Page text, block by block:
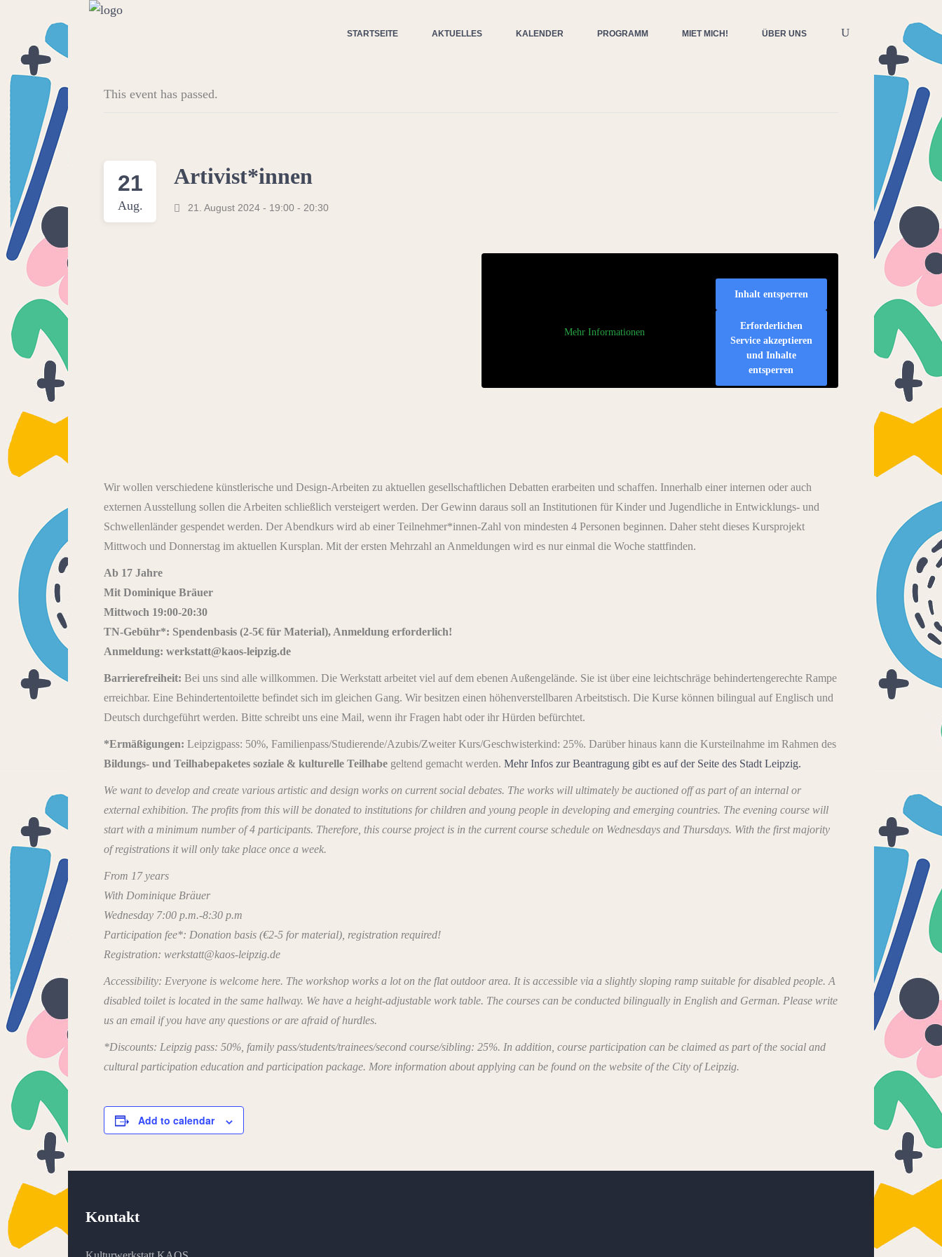
STARTSEITE AKTUELLES KALENDER PROGRAMM MIET MICH! ÜBER UNS
This event has passed.
21
Aug.
Artivist*innen
21. August 2024 - 19:00 - 20:30
Mehr Informationen
Inhalt entsperren
Erforderlichen
Service akzeptieren
und Inhalte
entsperren
Wir wollen verschiedene künstlerische und Design-Arbeiten zu aktuellen gesellschaftlichen Debatten erarbeiten und schaffen. Innerhalb einer internen oder auch
externen Ausstellung sollen die Arbeiten schließlich versteigert werden. Der Gewinn daraus soll an Institutionen für Kinder und Jugendliche in Entwicklungs- und
Schwellenländer gespendet werden. Der Abendkurs wird ab einer Teilnehmer*innen-Zahl von mindesten 4 Personen beginnen. Daher steht dieses Kursprojekt
Mittwoch und Donnerstag im aktuellen Kursplan. Mit der ersten Mehrzahl an Anmeldungen wird es nur einmal die Woche stattfinden.
Ab 17 Jahre
Mit Dominique Bräuer
Mittwoch 19:00-20:30
TN-Gebühr*: Spendenbasis (2-5€ für Material), Anmeldung erforderlich!
Anmeldung: werkstatt@kaos-leipzig.de
Barrierefreiheit: Bei uns sind alle willkommen. Die Werkstatt arbeitet viel auf dem ebenen Außengelände. Sie ist über eine leichtschräge behindertengerechte Rampe
erreichbar. Eine Behindertentoilette befindet sich im gleichen Gang. Wir besitzen einen höhenverstellbaren Arbeitstisch. Die Kurse können bilingual auf Englisch und
Deutsch durchgeführt werden. Bitte schreibt uns eine Mail, wenn ihr Fragen habt oder ihr Hürden befürchtet.
*Ermäßigungen: Leipzigpass: 50%, Familienpass/Studierende/Azubis/Zweiter Kurs/Geschwisterkind: 25%. Darüber hinaus kann die Kursteilnahme im Rahmen des
Bildungs- und Teilhabepaketes soziale & kulturelle Teilhabe geltend gemacht werden. Mehr Infos zur Beantragung gibt es auf der Seite des Stadt Leipzig.
We want to develop and create various artistic and design works on current social debates. The works will ultimately be auctioned off as part of an internal or
external exhibition. The profits from this will be donated to institutions for children and young people in developing and emerging countries. The evening course will
start with a minimum number of 4 participants. Therefore, this course project is in the current course schedule on Wednesdays and Thursdays. With the first majority
of registrations it will only take place once a week.
From 17 years
With Dominique Bräuer
Wednesday 7:00 p.m.-8:30 p.m
Participation fee*: Donation basis (€2-5 for material), registration required!
Registration: werkstatt@kaos-leipzig.de
Accessibility: Everyone is welcome here. The workshop works a lot on the flat outdoor area. It is accessible via a slightly sloping ramp suitable for disabled people. A
disabled toilet is located in the same hallway. We have a height-adjustable work table. The courses can be conducted bilingually in English and German. Please write
us an email if you have any questions or are afraid of hurdles.
*Discounts: Leipzig pass: 50%, family pass/students/trainees/second course/sibling: 25%. In addition, course participation can be claimed as part of the social and
cultural participation education and participation package. More information about applying can be found on the website of the City of Leipzig.
Add to calendar
Kontakt